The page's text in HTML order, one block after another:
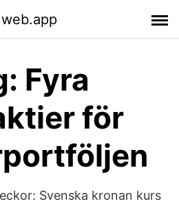
Fyra
för
Svenska kronan kurs